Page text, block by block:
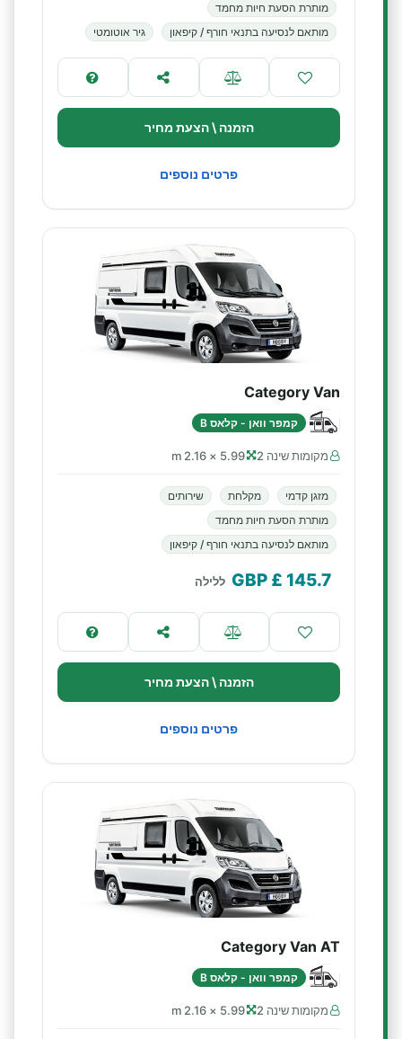
מותרת הסעת חיות מחמד
מותאם לנסיעה בתנאי חורף / קיפאון
גיר אוטומטי
הזמנה \ הצעת מחיר
פרטים נוספים
Category Van
קמפר וואן - קלאס B
מקומות שינה 2 5.99 × 2.16 m
מזגן קדמי מקלחת
שירותים
מותרת הסעת חיות מחמד
מותאם לנסיעה בתנאי חורף / קיפאון
145.7
£ GBP ללילה
הזמנה \ הצעת מחיר
פרטים נוספים
Category Van AT
קמפר וואן - קלאס B
מקומות שינה 2 5.99 × 2.16 m